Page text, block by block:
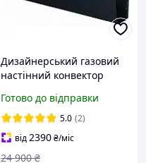
Дизайнерський газовий
настінний конвектор
панорамним склом
італійською автоматикою
EuroSit до 80 м2 + димохід
Готово до відправки
5.0 (2)
від2390₴/міс
24 900 ₴